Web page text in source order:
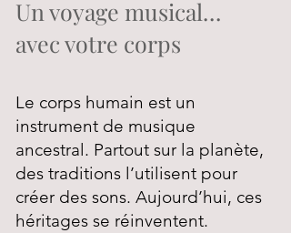
Un voyage musical…
avec votre corps
Le corps humain est un
instrument de musique
ancestral. Partout sur la planète,
des traditions l’utilisent pour
créer des sons. Aujourd’hui, ces
héritages se réinventent.